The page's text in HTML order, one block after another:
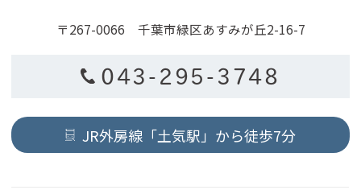
〒267-0066 千葉市緑区あすみが丘2-16-7
043-295-3748
JR外房線「土気駅」から徒歩7分